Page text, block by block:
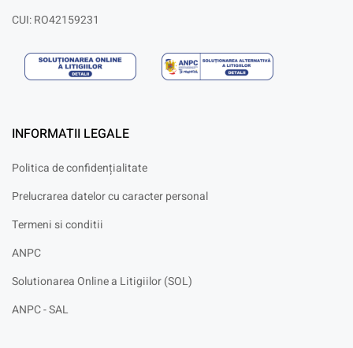
CUI: RO42159231
INFORMATII LEGALE
Politica de confidențialitate
Prelucrarea datelor cu caracter personal
Termeni si conditii
ANPC
Solutionarea Online a Litigiilor (SOL)
ANPC - SAL